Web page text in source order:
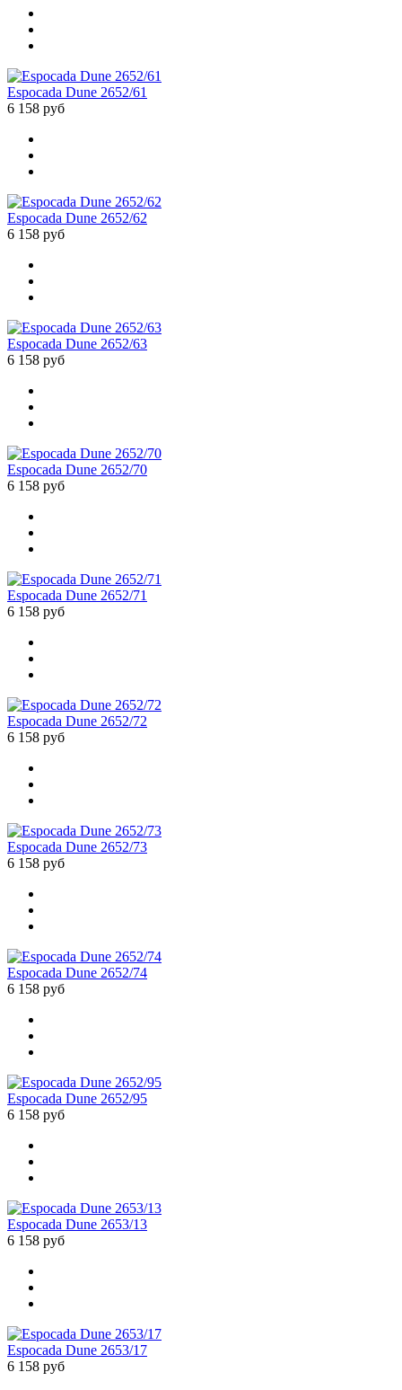
Espocada Dune 2652/61
6 158 руб
Espocada Dune 2652/62
6 158 руб
Espocada Dune 2652/63
6 158 руб
Espocada Dune 2652/70
6 158 руб
Espocada Dune 2652/71
6 158 руб
Espocada Dune 2652/72
6 158 руб
Espocada Dune 2652/73
6 158 руб
Espocada Dune 2652/74
6 158 руб
Espocada Dune 2652/95
6 158 руб
Espocada Dune 2653/13
6 158 руб
Espocada Dune 2653/17
6 158 руб